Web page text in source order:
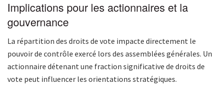
Implications pour les actionnaires et la
gouvernance
La répartition des droits de vote impacte directement le
pouvoir de contrôle exercé lors des assemblées générales. Un
actionnaire détenant une fraction significative de droits de
vote peut influencer les orientations stratégiques.